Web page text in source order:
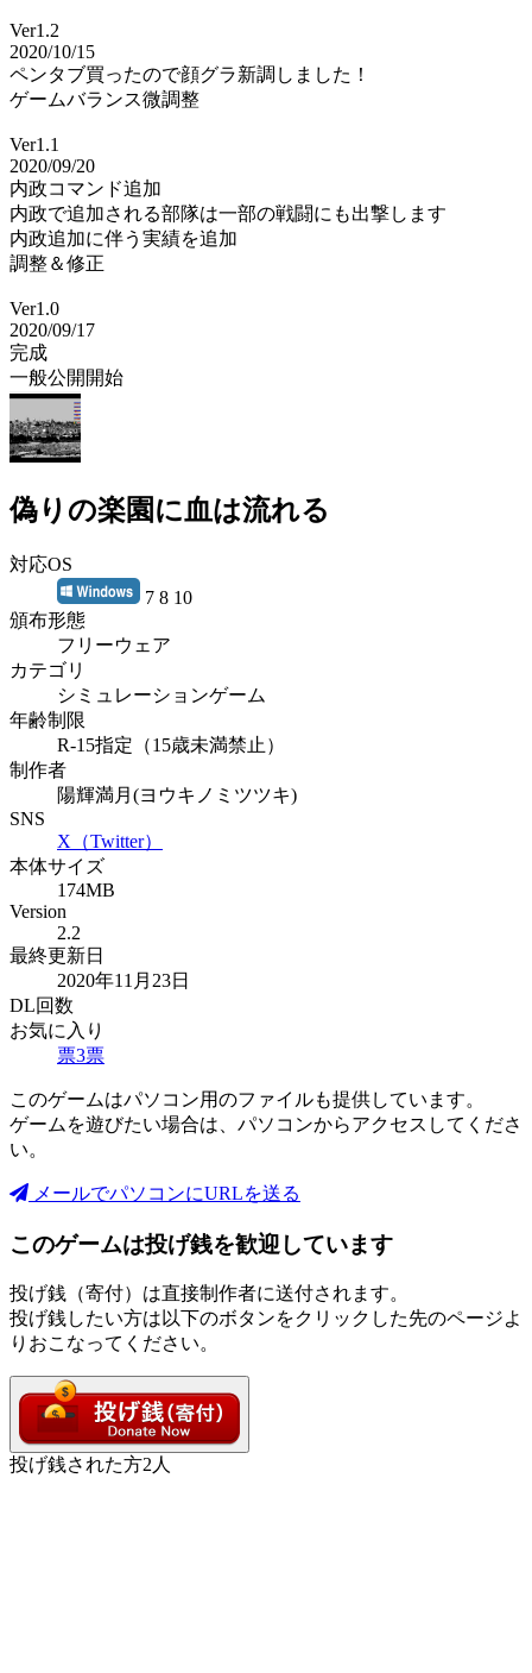
Ver1.2
2020/10/15
ペンタブ買ったので顔グラ新調しました！
ゲームバランス微調整
Ver1.1
2020/09/20
内政コマンド追加
内政で追加される部隊は一部の戦闘にも出撃します
内政追加に伴う実績を追加
調整＆修正
Ver1.0
2020/09/17
完成
一般公開開始
偽りの楽園に血は流れる
対応OS
7 8 10
頒布形態
フリーウェア
カテゴリ
シミュレーションゲーム
年齢制限
R-15指定（15歳未満禁止）
制作者
陽輝満月(ヨウキノミツツキ)
SNS
X（Twitter）
本体サイズ
174MB
Version
2.2
最終更新日
2020年11月23日
DL回数
お気に入り
票3票
このゲームはパソコン用のファイルも提供しています。
ゲームを遊びたい場合は、パソコンからアクセスしてくださ
い。
メールでパソコンにURLを送る
このゲームは投げ銭を歓迎しています
投げ銭（寄付）は直接制作者に送付されます。
投げ銭したい方は以下のボタンをクリックした先のページよ
りおこなってください。
投げ銭された方2 人